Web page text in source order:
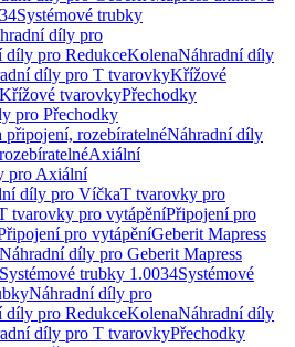
Systémové trubky
díly pro
díly pro RedukceKolenaNáhradní díly
díly pro T tvarovkyKřížové
tvarovkyPřechodky
pro Přechodky
připojení, rozebíratelnéNáhradní díly
Axiální
pro Axiální
díly pro VíčkaT tvarovky pro
tvarovky pro vytápěníPřipojení pro
pro vytápěníGeberit Mapress
Náhradní díly pro Geberit Mapress
Systémové trubky 1.0034Systémové
Náhradní díly pro
díly pro RedukceKolenaNáhradní díly
díly pro T tvarovkyPřechodky